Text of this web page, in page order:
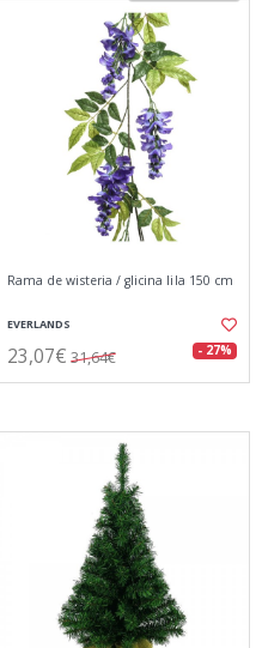
Rama de wisteria / glicina lila 150 cm
EVERLANDS
23,07€ 31,64€ - 27%